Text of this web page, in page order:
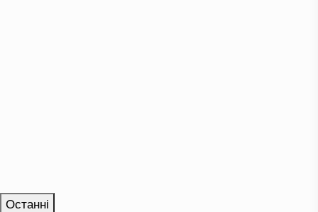
Останні